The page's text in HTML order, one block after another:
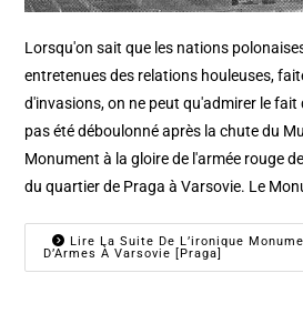
Lorsqu'on sait que les nations
entretenues des relations houleuses,
d'invasions, on ne peut qu'admirer le fait
pas été déboulonné après la chute du
Monument à la gloire de l'armée rouge
du quartier de Praga à Varsovie. Le
Lire La Suite De L’ironique
D’Armes À Varsovie [Praga]